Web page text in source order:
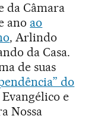
da Câmara
ano ao
, Arlindo
da Casa.
de suas
do
Evangélico e
Nossa